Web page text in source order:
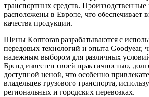
транспортных средств.
расположены в Европе, что обеспечивает
качества продукции.
Шины Kormoran разрабатываются с
передовых технологий и опыта Goodyear,
надежным выбором для различных
Бренд известен своей практичностью,
доступной ценой, что особенно
владельцев грузового транспорта,
региональных и городских перевозках.